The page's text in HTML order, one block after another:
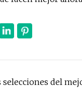
selecciones del